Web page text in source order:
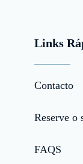
Links
Contacto
Reserve o
FAQS